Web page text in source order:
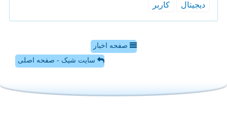
دیجیتال
كاربر
صفحه اخبار
سایت شیک - صفحه اصلی